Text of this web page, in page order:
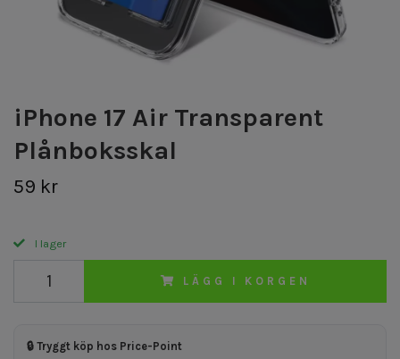
iPhone 17 Air Transparent
Plånboksskal
59 kr
I lager
LÄGG I KORGEN
🔒 Tryggt köp hos Price-Point